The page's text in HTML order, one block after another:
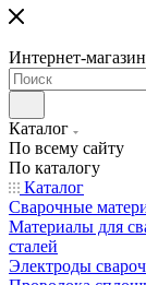
Интернет-магазин
Каталог
По всему сайту
По каталогу
Каталог
Сварочные
Материалы для
сталей
Электроды